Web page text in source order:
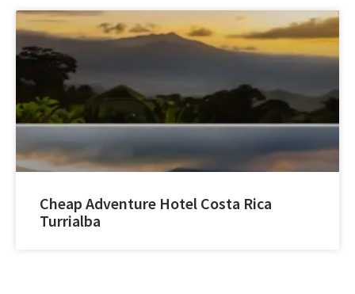
Cheap Adventure Hotel Costa Rica
Turrialba